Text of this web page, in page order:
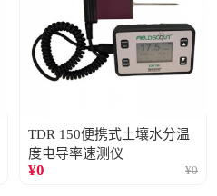
TDR 150便携式土壤水分温
度电导率速测仪
¥0 ¥0